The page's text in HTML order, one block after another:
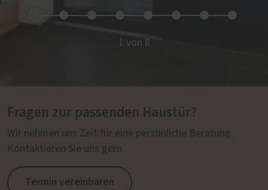
1 von 8
Fragen zur passenden Haustür?
Wir nehmen uns Zeit für eine persönliche Beratung.
Kontaktieren Sie uns gern.
Termin vereinbaren